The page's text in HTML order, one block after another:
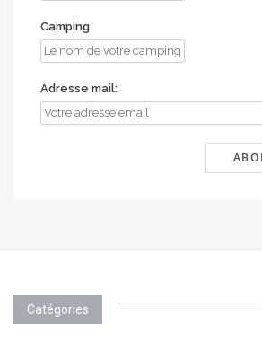
Camping
Adresse mail:
Catégories